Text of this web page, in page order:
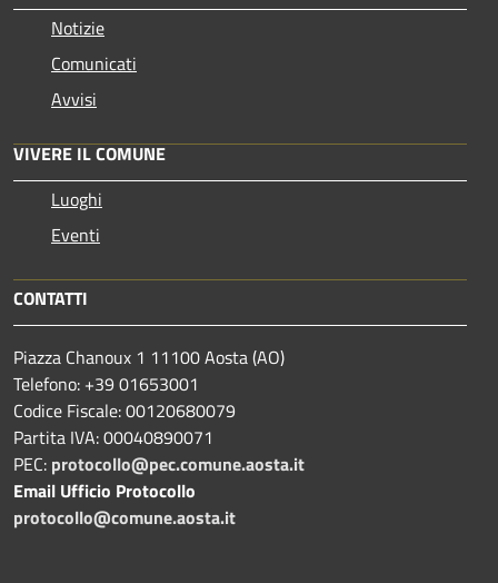
Notizie
Comunicati
Avvisi
VIVERE IL COMUNE
Luoghi
Eventi
CONTATTI
Piazza Chanoux 1 11100 Aosta (AO)
Telefono: +39 01653001
Codice Fiscale: 00120680079
Partita IVA: 00040890071
PEC: protocollo@pec.comune.aosta.it
Email Ufficio Protocollo
protocollo@comune.aosta.it